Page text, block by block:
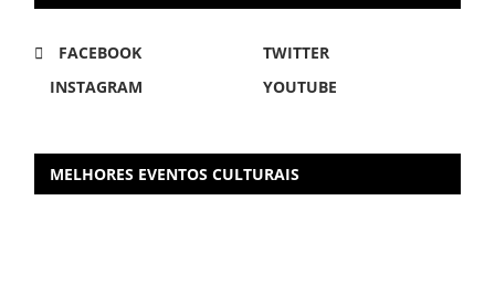
FACEBOOK
TWITTER
INSTAGRAM
YOUTUBE
MELHORES EVENTOS CULTURAIS